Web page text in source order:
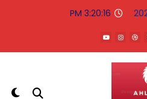
3:20:17 PM